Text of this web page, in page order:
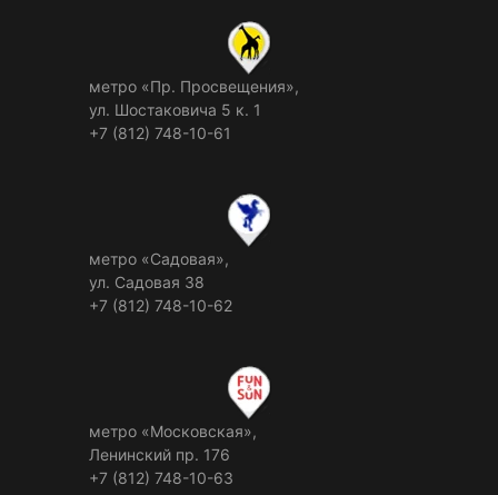
метро «Пр. Просвещения»,
ул. Шостаковича 5 к. 1
+7 (812) 748-10-61
метро «Садовая»,
ул. Садовая 38
+7 (812) 748-10-62
метро «Московская»,
Ленинский пр. 176
+7 (812) 748-10-63